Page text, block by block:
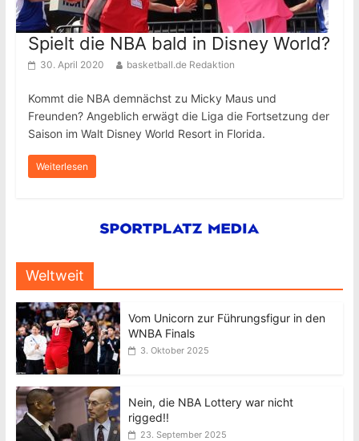
Spielt die NBA bald in Disney World?
30. April 2020 basketball.de Redaktion
Kommt die NBA demnächst zu Micky Maus und
Freunden? Angeblich erwägt die Liga die Fortsetzung der
Saison im Walt Disney World Resort in Florida.
Weiterlesen
Weltweit
Vom Unicorn zur Führungsfigur in den
WNBA Finals
3. Oktober 2025
Nein, die NBA Lottery war nicht
rigged!!
23. September 2025